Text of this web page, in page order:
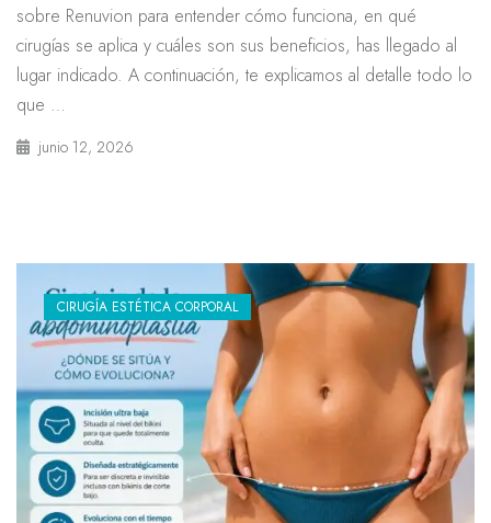
sobre Renuvion para entender cómo funciona, en qué
cirugías se aplica y cuáles son sus beneficios, has llegado al
lugar indicado. A continuación, te explicamos al detalle todo lo
que …
junio 12, 2026
CIRUGÍA ESTÉTICA CORPORAL